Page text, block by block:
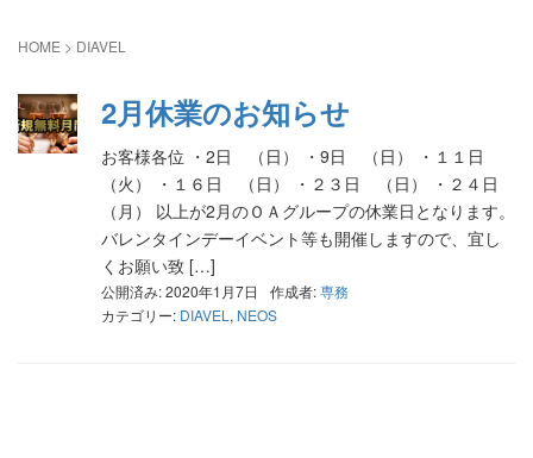
HOME > DIAVEL
2月休業のお知らせ
お客様各位 ・2日 （日） ・9日 （日） ・１１日
（火） ・１６日 （日） ・２３日 （日） ・２４日
（月） 以上が2月のＯＡグループの休業日となります。
バレンタインデーイベント等も開催しますので、宜し
くお願い致 […]
公開済み: 2020年1月7日 作成者:専務
カテゴリー: DIAVEL , NEOS